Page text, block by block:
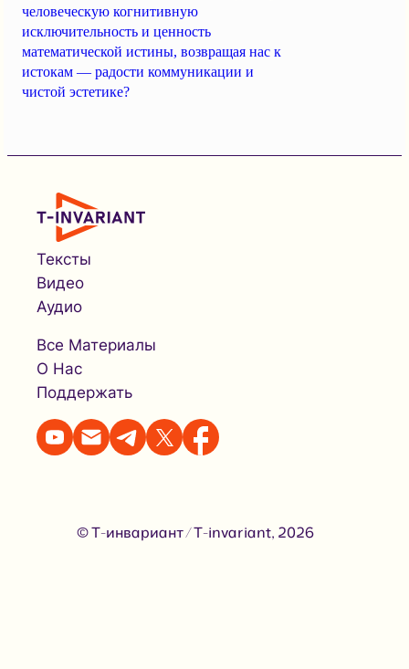
человеческую когнитивную
исключительность и ценность
математической истины, возвращая нас к
истокам — радости коммуникации и
чистой эстетике?
Тексты
Видео
Аудио
Все Материалы
О Нас
Поддержать
© Т-инвариант / T-invariant, 2026